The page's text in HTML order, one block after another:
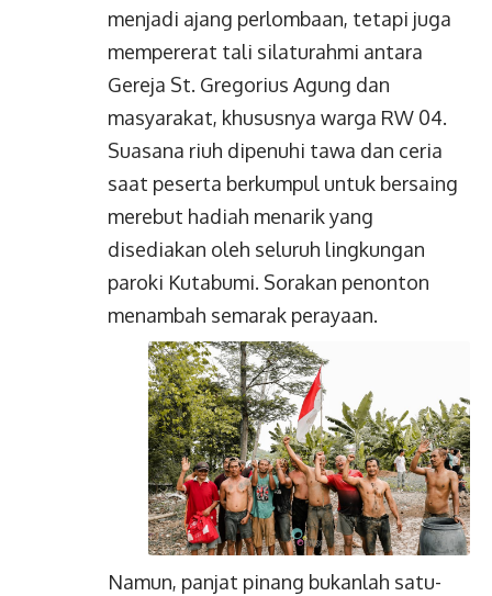
menjadi ajang perlombaan, tetapi juga
mempererat tali silaturahmi antara
Gereja St. Gregorius Agung dan
masyarakat, khususnya warga RW 04.
Suasana riuh dipenuhi tawa dan ceria
saat peserta berkumpul untuk bersaing
merebut hadiah menarik yang
disediakan oleh seluruh lingkungan
paroki Kutabumi. Sorakan penonton
menambah semarak perayaan.
Namun, panjat pinang bukanlah satu-